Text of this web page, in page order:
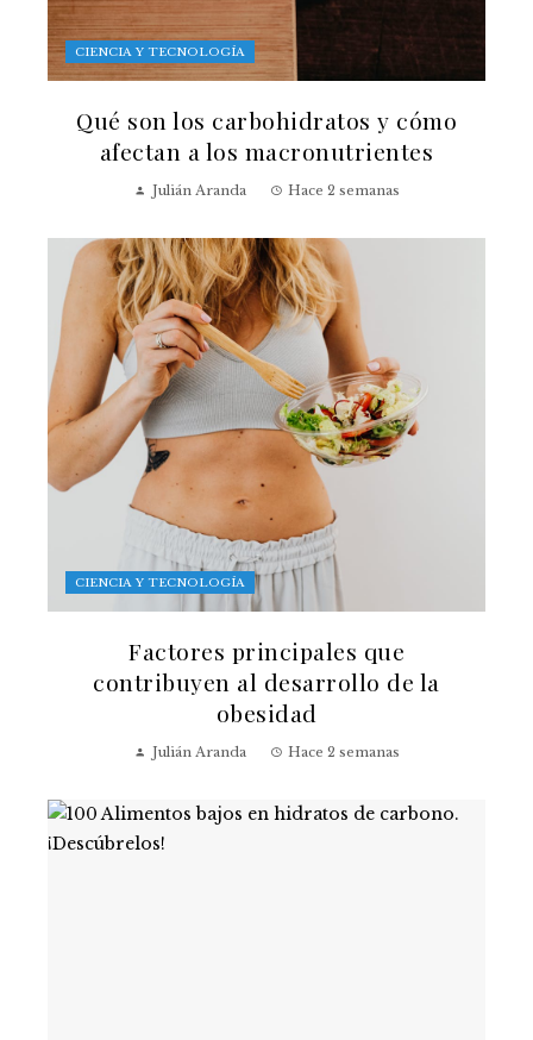
CIENCIA Y TECNOLOGÍA
Qué son los carbohidratos y cómo
afectan a los macronutrientes
Julián Aranda Hace 2 semanas
CIENCIA Y TECNOLOGÍA
Factores principales que
contribuyen al desarrollo de la
obesidad
Julián Aranda Hace 2 semanas